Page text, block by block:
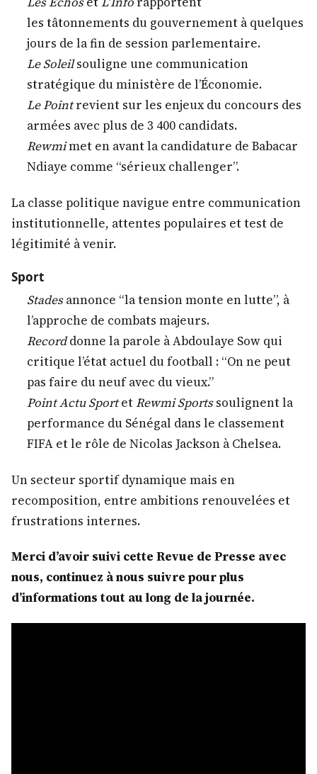
les tâtonnements du gouvernement à quelques
jours de la fin de session parlementaire.
Le Soleilsouligne une communication
stratégique du ministère de l’Économie.
Le Pointrevient sur les enjeux du concours des
armées avec plus de 3 400 candidats.
Rewmimet en avant la candidature de Babacar
Ndiaye comme “sérieux challenger”.
La classe politique navigue entre communication
institutionnelle, attentes populaires et test de
légitimité à venir.
Sport
Stadesannonce “la tension monte en lutte”, à
l’approche de combats majeurs.
Recorddonne la parole à Abdoulaye Sow qui
critique l’état actuel du football : “On ne peut
pas faire du neuf avec du vieux.”
Point Actu SportetRewmi Sportssoulignent la
performance du Sénégal dans le classement
FIFA et le rôle de Nicolas Jackson à Chelsea.
Un secteur sportif dynamique mais en
recomposition, entre ambitions renouvelées et
frustrations internes.
Merci d’avoir suivi cette Revue de Presse avec
nous, continuez à nous suivre pour plus
d’informations tout au long de la journée.